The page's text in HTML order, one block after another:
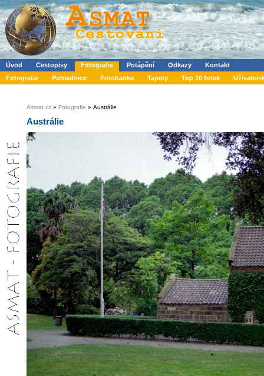
Úvod Cestopisy Fotografie Potápění Odkazy
Kontakt
Fotografie
Pohlednice Fotobanka Tapety Top 10 fotek
Asmat.cz » Fotografie » Austrálie
Austrálie